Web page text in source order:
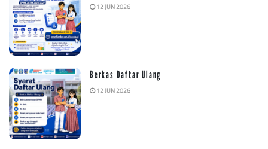
12 JUN 2026
Berkas Daftar Ulang
12 JUN 2026